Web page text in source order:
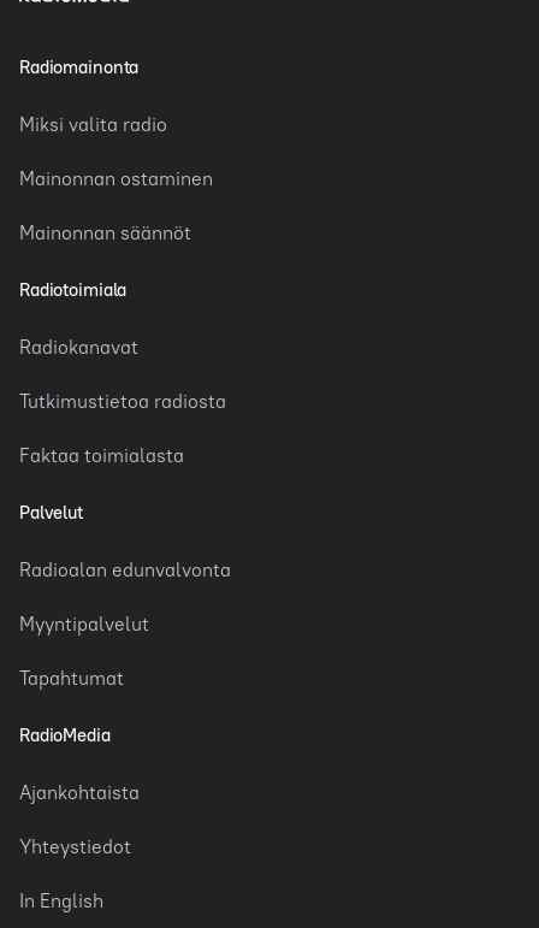
Radiomainonta
Miksi valita radio
Mainonnan ostaminen
Mainonnan säännöt
Radiotoimiala
Radiokanavat
Tutkimustietoa radiosta
Faktaa toimialasta
Palvelut
Radioalan edunvalvonta
Myyntipalvelut
Tapahtumat
RadioMedia
Ajankohtaista
Yhteystiedot
In English